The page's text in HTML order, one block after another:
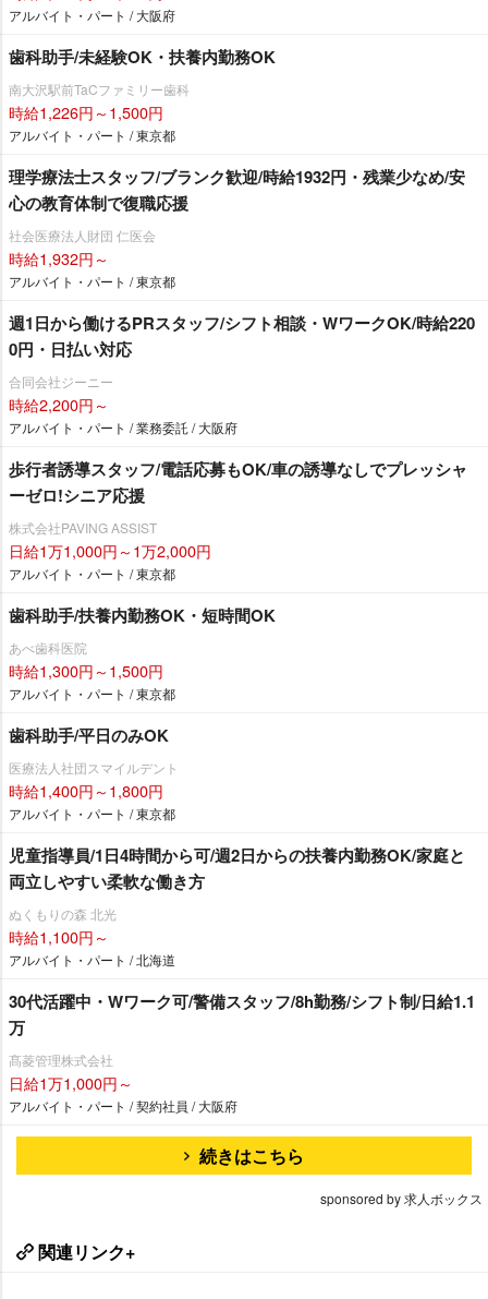
アルバイト・パート / 大阪府
歯科助手/未経験OK・扶養内勤務OK
南大沢駅前TaCファミリー歯科
時給1,226円～1,500円
アルバイト・パート / 東京都
理学療法士スタッフ/ブランク歓迎/時給1932円・残業少なめ/安
心の教育体制で復職応援
社会医療法人財団 仁医会
時給1,932円～
アルバイト・パート / 東京都
週1日から働けるPRスタッフ/シフト相談・WワークOK/時給220
0円・日払い対応
合同会社ジーニー
時給2,200円～
アルバイト・パート / 業務委託 / 大阪府
歩行者誘導スタッフ/電話応募もOK/車の誘導なしでプレッシャ
ーゼロ!シニア応援
株式会社PAVING ASSIST
日給1万1,000円～1万2,000円
アルバイト・パート / 東京都
歯科助手/扶養内勤務OK・短時間OK
あべ歯科医院
時給1,300円～1,500円
アルバイト・パート / 東京都
歯科助手/平日のみOK
医療法人社団スマイルデント
時給1,400円～1,800円
アルバイト・パート / 東京都
児童指導員/1日4時間から可/週2日からの扶養内勤務OK/家庭と
両立しやすい柔軟な働き方
ぬくもりの森 北光
時給1,100円～
アルバイト・パート / 北海道
30代活躍中・Wワーク可/警備スタッフ/8h勤務/シフト制/日給1.1
万
髙菱管理株式会社
日給1万1,000円～
アルバイト・パート / 契約社員 / 大阪府
続きはこちら
sponsored by 求人ボックス
関連リンク+